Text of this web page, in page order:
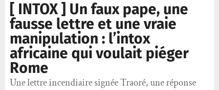
[ INTOX ] Un faux pape, une
fausse lettre et une vraie
manipulation : l’intox
africaine qui voulait piéger
Rome
Une lettre incendiaire signée Traoré, une réponse